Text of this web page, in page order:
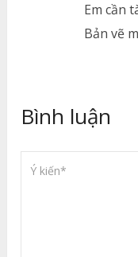
Em cần
Bản vẽ
Bình luận